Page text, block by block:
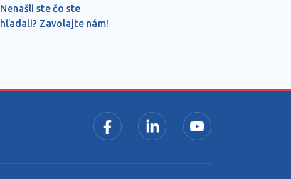
Nenašli ste čo ste
hľadali? Zavolajte nám!